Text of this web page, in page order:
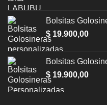
$
Bolsitas
$ 19.900,00
Bolsitas
$ 19.900,00